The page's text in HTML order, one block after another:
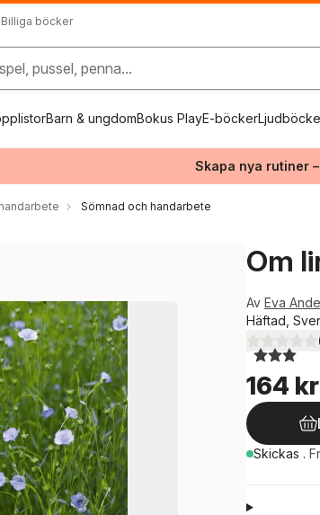
Billiga böcker
pussel, penna...
Barn & ungdomBokus PlayE-böcker
Skapa nya rutiner
Sömnad och handarbete
Om
Av Eva
Häftad,
3,0utav 5
164 kr
Skickas .